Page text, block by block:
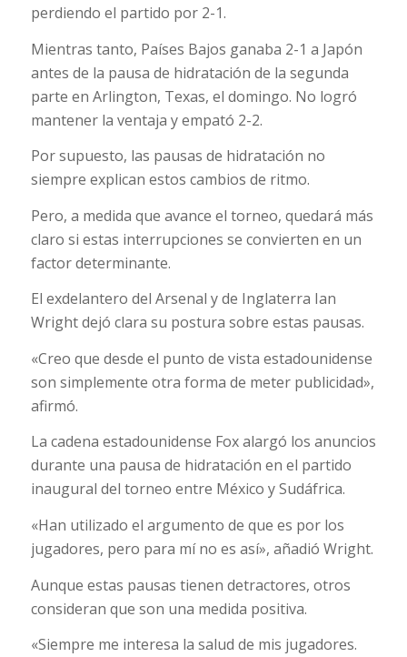
perdiendo el partido por 2-1.
Mientras tanto, Países Bajos ganaba 2-1 a Japón
antes de la pausa de hidratación de la segunda
parte en Arlington, Texas, el domingo. No logró
mantener la ventaja y empató 2-2.
Por supuesto, las pausas de hidratación no
siempre explican estos cambios de ritmo.
Pero, a medida que avance el torneo, quedará más
claro si estas interrupciones se convierten en un
factor determinante.
El exdelantero del Arsenal y de Inglaterra Ian
Wright dejó clara su postura sobre estas pausas.
«Creo que desde el punto de vista estadounidense
son simplemente otra forma de meter publicidad»,
afirmó.
La cadena estadounidense Fox alargó los anuncios
durante una pausa de hidratación en el partido
inaugural del torneo entre México y Sudáfrica.
«Han utilizado el argumento de que es por los
jugadores, pero para mí no es así», añadió Wright.
Aunque estas pausas tienen detractores, otros
consideran que son una medida positiva.
«Siempre me interesa la salud de mis jugadores.